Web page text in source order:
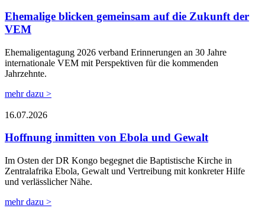
Ehemalige blicken gemeinsam auf die Zukunft der
VEM
Ehemaligentagung 2026 verband Erinnerungen an 30 Jahre
internationale VEM mit Perspektiven für die kommenden
Jahrzehnte.
mehr dazu >
16.07.2026
Hoffnung inmitten von Ebola und Gewalt
Im Osten der DR Kongo begegnet die Baptistische Kirche in
Zentralafrika Ebola, Gewalt und Vertreibung mit konkreter Hilfe
und verlässlicher Nähe.
mehr dazu >